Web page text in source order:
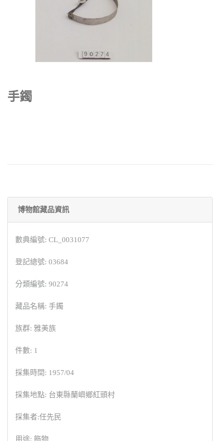
手鐲
博物館藏品資訊
數典編號: CL_0031077
登記總號: 03684
分類編號: 90274
藏品名稱: 手鐲
族群: 雅美族
件數: 1
採集時間: 1957/04
採集地點: 台東縣蘭嶼鄉紅頭村
採集者:任先民
用途: 飾物